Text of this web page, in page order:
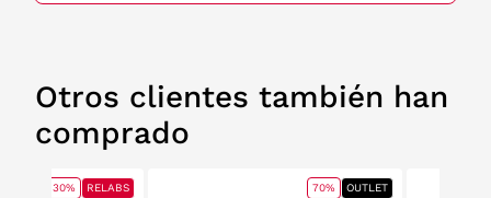
Otros clientes también han
comprado
30% RELABS 70% OUTLET